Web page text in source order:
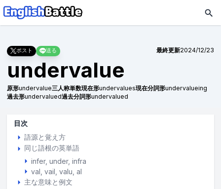
ポスト 送る 最終更新2024/12/23
undervalue
原形undervalue三人称単数現在形undervalues現在分詞形undervalueing
過去形undervalued過去分詞形undervalued
目次
語源と覚え方
同じ語根の英単語
infer under infra
val vail valu al
主な意味と例文